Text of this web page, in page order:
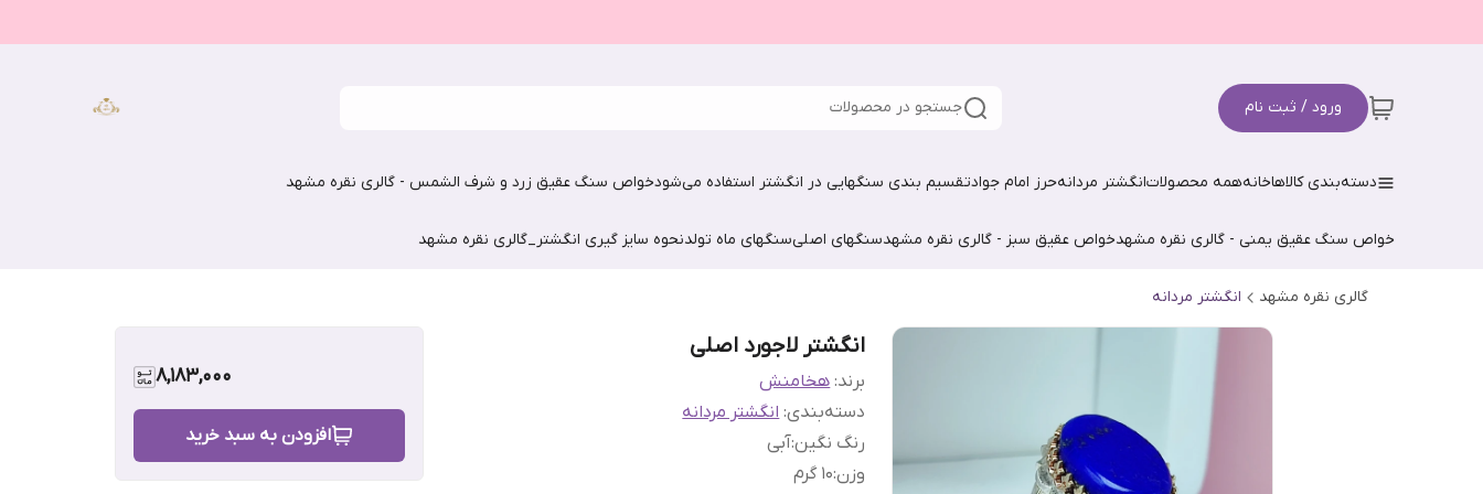
ورود / ثبت نام جستجو در محصولات
دسته‌بندی کالاهاخانههمه محصولاتانگشتر مردانهحرز امام جوادتقسیم بندی سنگهایی در انگشتر استفاده می‌شودخواص سنگ عقیق زرد و شرف الشمس - گالری نقره مشهد
خواص سنگ عقیق یمنی - گالری نقره مشهدخواص عقیق سبز - گالری نقره مشهدسنگهای اصلیسنگهای ماه تولدنحوه سایز گیری انگشتر_گالری نقره مشهد
گالری نقره مشهد انگشتر مردانه
انگشتر لاجورد اصلی
برند: هخامنش
دسته‌بندی:انگشتر مردانه
رنگ نگین:آبی
وزن:۱۰ گرم
8,183,000
افزودن به سبد خرید